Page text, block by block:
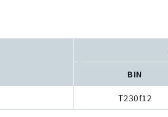
BIN
T230f12